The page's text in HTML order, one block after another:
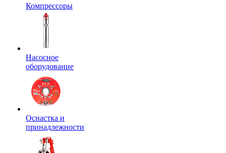
Компрессоры
Насосное
оборудование
Оснастка и
принадлежности